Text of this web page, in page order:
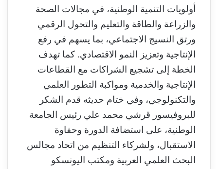
أولويات التنمية الوطنية، في مجالات الصحة
والزراعة والطاقة والتعليم والتحول الرقمي
ورتق النسيج الاجتماعي، بما يسهم في رفع
الإنتاجية وتعزيز النمو الاقتصادي. كما تهدف
الخطة إلى تشجيع الشراكات مع القطاعات
الإنتاجية والخدمية ومواكبة التطور العلمي
والتكنولوجي، وفي ختام حديثه قدم الشكر
للبروفيسور قرشي محمد علي رئيس الجامعة
الوطنية، على استضافة الدورة وحفاوة
الاستقبال، ولشركاء التنظيم من اتحاد مجالس
البحث العلمي العربية ومكتب اليونسكو